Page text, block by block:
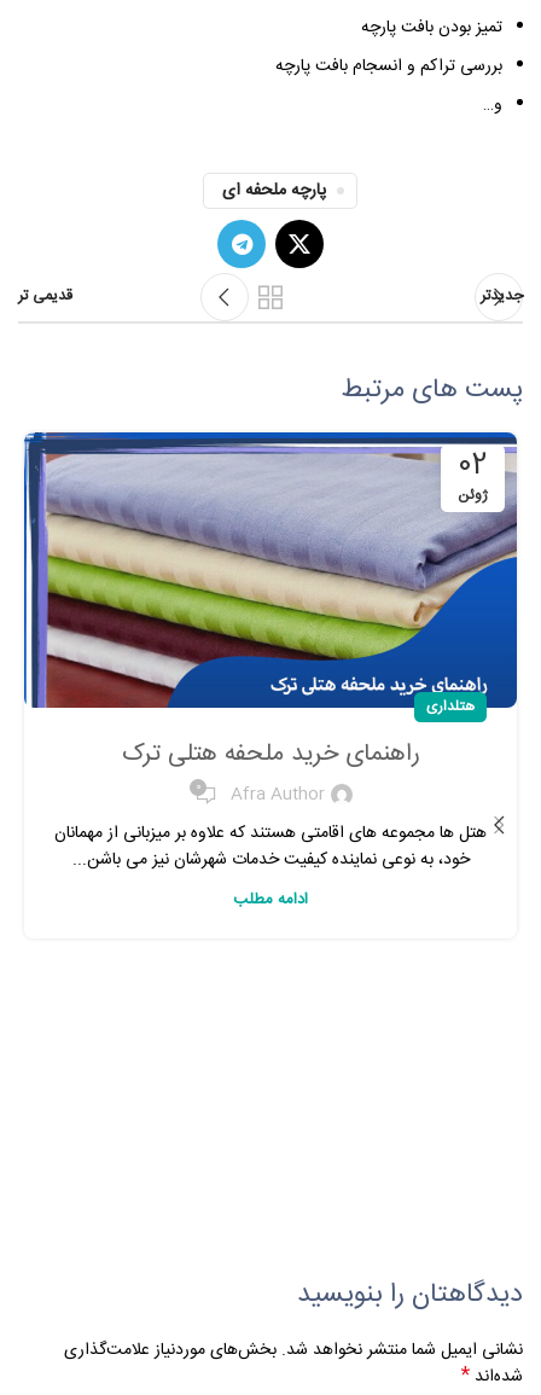
تمیز بودن بافت پارچه
بررسی تراکم و انسجام بافت پارچه
و…
پارچه ملحفه ای
جدیدتر قدیمی تر
پست های مرتبط
02
ژوئن
هتلداری
راهنمای خرید ملحفه هتلی ترک
Afra Author
0
هتل ها مجموعه های اقامتی هستند که علاوه بر میزبانی از مهمانان
خود، به نوعی نماینده کیفیت خدمات شهرشان نیز می باشن...
ادامه مطلب
دیدگاهتان را بنویسید
نشانی ایمیل شما منتشر نخواهد شد. بخش‌های موردنیاز علامت‌گذاری
شده‌اند *